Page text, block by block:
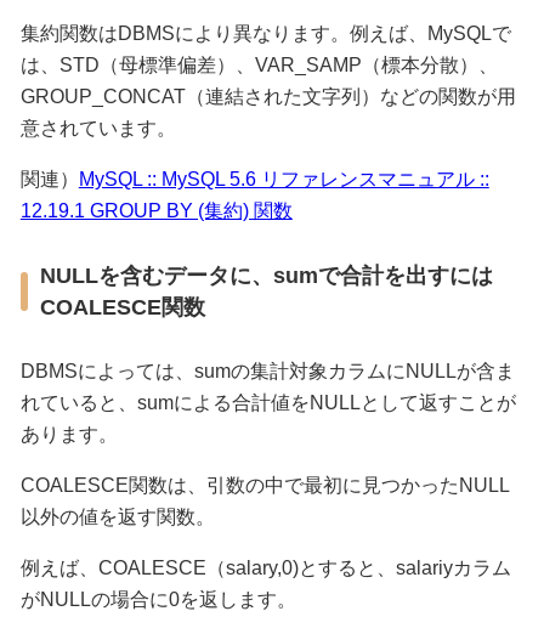
集約関数はDBMSにより異なります。例えば、MySQLで
は、STD（母標準偏差）、VAR_SAMP（標本分散）、
GROUP_CONCAT（連結された文字列）などの関数が用
意されています。
関連）
MySQL :: MySQL 5.6 リファレンスマニュアル ::
12.19.1 GROUP BY (集約) 関数
NULLを含むデータに、sumで合計を出すには
COALESCE関数
DBMSによっては、sumの集計対象カラムにNULLが含ま
れていると、sumによる合計値をNULLとして返すことが
あります。
COALESCE関数は、引数の中で最初に見つかったNULL
以外の値を返す関数。
例えば、COALESCE（salary,0)とすると、salariyカラム
がNULLの場合に0を返します。